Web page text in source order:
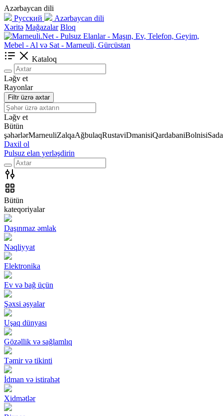
Azərbaycan dili
Русский
Azərbaycan dili
Xəritə Mağazalar Bloq
Kataloq
Ləğv et
Rayonlar
Filtr üzrə axtar
Ləğv et
Bütün
şəhərlərMarneuliZalqaAğbulaqRustaviDmanisiQardabaniBolnisi
Daxil ol
Pulsuz elan yerləşdirin
Bütün
kateqoriyalar
Daşınmaz əmlak
Nəqliyyat
Elektronika
Ev və bağ üçün
Şəxsi əşyalar
Uşaq dünyası
Gözəllik və sağlamlıq
Təmir və tikinti
İdman və istirahət
Xidmətlər